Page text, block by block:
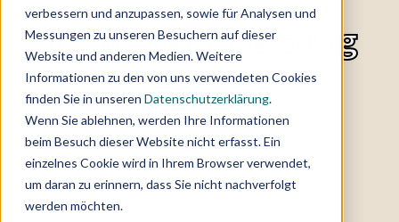
verbessern und anzupassen, sowie für Analysen und
Messungen zu unseren Besuchern auf dieser
Website und anderen Medien. Weitere
Informationen zu den von uns verwendeten Cookies
finden Sie in unseren Datenschutzerklärung.
Wenn Sie ablehnen, werden Ihre Informationen
beim Besuch dieser Website nicht erfasst. Ein
einzelnes Cookie wird in Ihrem Browser verwendet,
um daran zu erinnern, dass Sie nicht nachverfolgt
werden möchten.
Strategieumsetzung